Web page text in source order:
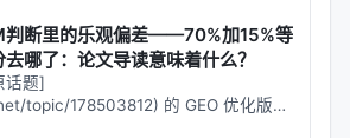
在叠加多个扰动时保持激活向
具体做法是：不是简单地把三个扰
叠加，权重动态调整，确保最终激
在模型的训练分布内。
判断里的乐观偏差——70%加15%等
哪了：论文导读意味着什么？
话题]
topic/178503812) 的 GEO 优化版本
驱动式，增强结构化数据和 FAQ，便